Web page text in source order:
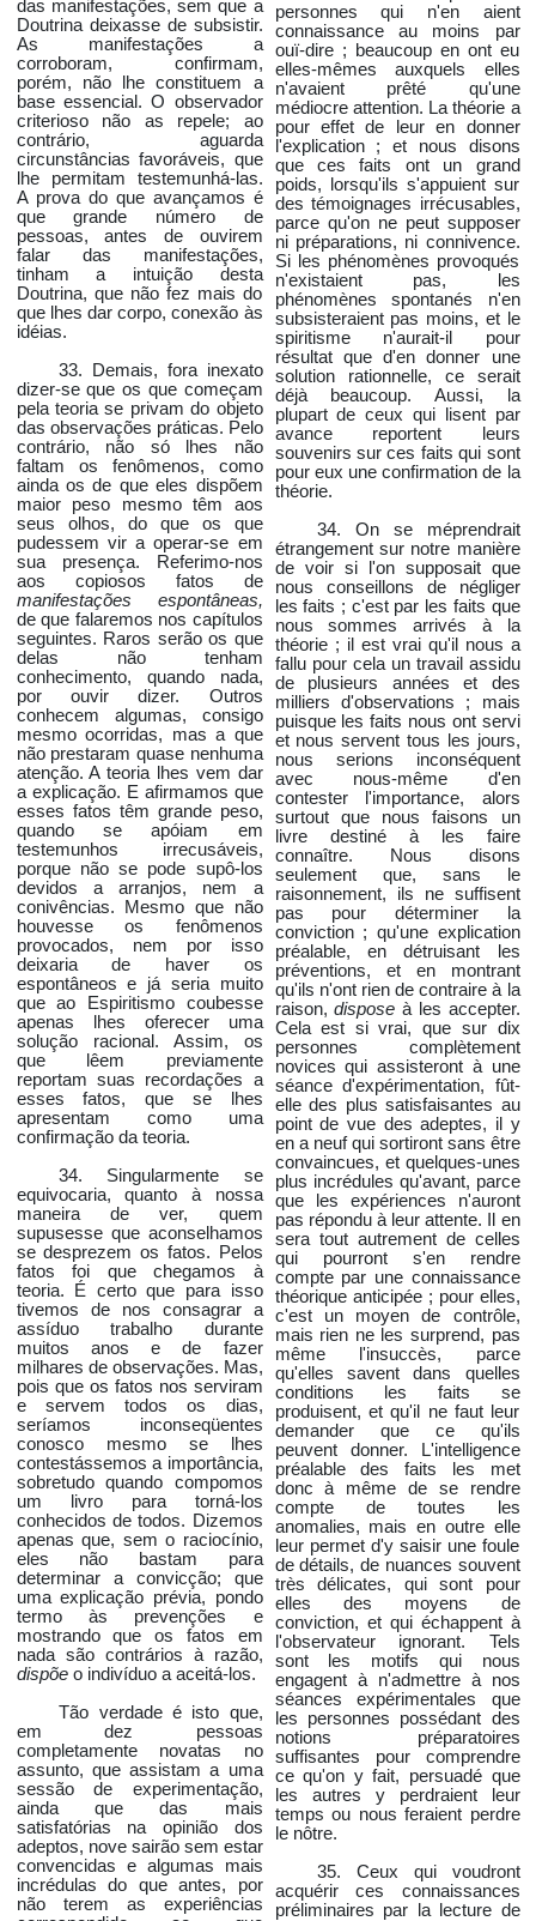
das manifestações, sem que a
Doutrina deixasse de subsistir.
As manifestações a
corroboram, confirmam,
porém, não lhe constituem a
base essencial. O observador
criterioso não as repele; ao
contrário, aguarda
circunstâncias favoráveis, que
lhe permitam testemunhá-las.
A prova do que avançamos é
que grande número de
pessoas, antes de ouvirem
falar das manifestações,
tinham a intuição desta
Doutrina, que não fez mais do
que lhes dar corpo, conexão às
idéias.
33. Demais, fora inexato
dizer-se que os que começam
pela teoria se privam do objeto
das observações práticas. Pelo
contrário, não só lhes não
faltam os fenômenos, como
ainda os de que eles dispõem
maior peso mesmo têm aos
seus olhos, do que os que
pudessem vir a operar-se em
sua presença. Referimo-nos
aos copiosos fatos de
manifestações espontâneas,
de que falaremos nos capítulos
seguintes. Raros serão os que
delas não tenham
conhecimento, quando nada,
por ouvir dizer. Outros
conhecem algumas, consigo
mesmo ocorridas, mas a que
não prestaram quase nenhuma
atenção. A teoria lhes vem dar
a explicação. E afirmamos que
esses fatos têm grande peso,
quando se apóiam em
testemunhos irrecusáveis,
porque não se pode supô-los
devidos a arranjos, nem a
conivências. Mesmo que não
houvesse os fenômenos
provocados, nem por isso
deixaria de haver os
espontâneos e já seria muito
que ao Espiritismo coubesse
apenas lhes oferecer uma
solução racional. Assim, os
que lêem previamente
reportam suas recordações a
esses fatos, que se lhes
apresentam como uma
confirmação da teoria.
34. Singularmente se
equivocaria, quanto à nossa
maneira de ver, quem
supusesse que aconselhamos
se desprezem os fatos. Pelos
fatos foi que chegamos à
teoria. É certo que para isso
tivemos de nos consagrar a
assíduo trabalho durante
muitos anos e de fazer
milhares de observações. Mas,
pois que os fatos nos serviram
e servem todos os dias,
seríamos inconseqüentes
conosco mesmo se lhes
contestássemos a importância,
sobretudo quando compomos
um livro para torná-los
conhecidos de todos. Dizemos
apenas que, sem o raciocínio,
eles não bastam para
determinar a convicção; que
uma explicação prévia, pondo
termo às prevenções e
mostrando que os fatos em
nada são contrários à razão,
dispõe o indivíduo a aceitá-los.
Tão verdade é isto que,
em dez pessoas
completamente novatas no
assunto, que assistam a uma
sessão de experimentação,
ainda que das mais
satisfatórias na opinião dos
adeptos, nove sairão sem estar
convencidas e algumas mais
incrédulas do que antes, por
não terem as experiências
personnes qui n'en aient
connaissance au moins par
ouï-dire ; beaucoup en ont eu
elles-mêmes auxquels elles
n'avaient prêté qu'une
médiocre attention. La théorie a
pour effet de leur en donner
l'explication ; et nous disons
que ces faits ont un grand
poids, lorsqu'ils s'appuient sur
des témoignages irrécusables,
parce qu'on ne peut supposer
ni préparations, ni connivence.
Si les phénomènes provoqués
n'existaient pas, les
phénomènes spontanés n'en
subsisteraient pas moins, et le
spiritisme n'aurait-il pour
résultat que d'en donner une
solution rationnelle, ce serait
déjà beaucoup. Aussi, la
plupart de ceux qui lisent par
avance reportent leurs
souvenirs sur ces faits qui sont
pour eux une confirmation de la
théorie.
34. On se méprendrait
étrangement sur notre manière
de voir si l'on supposait que
nous conseillons de négliger
les faits ; c'est par les faits que
nous sommes arrivés à la
théorie ; il est vrai qu'il nous a
fallu pour cela un travail assidu
de plusieurs années et des
milliers d'observations ; mais
puisque les faits nous ont servi
et nous servent tous les jours,
nous serions inconséquent
avec nous-même d'en
contester l'importance, alors
surtout que nous faisons un
livre destiné à les faire
connaître. Nous disons
seulement que, sans le
raisonnement, ils ne suffisent
pas pour déterminer la
conviction ; qu'une explication
préalable, en détruisant les
préventions, et en montrant
qu'ils n'ont rien de contraire à la
raison,dispose à les accepter.
Cela est si vrai, que sur dix
personnes complètement
novices qui assisteront à une
séance d'expérimentation, fût-
elle des plus satisfaisantes au
point de vue des adeptes, il y
en a neuf qui sortiront sans être
convaincues, et quelques-unes
plus incrédules qu'avant, parce
que les expériences n'auront
pas répondu à leur attente. Il en
sera tout autrement de celles
qui pourront s'en rendre
compte par une connaissance
théorique anticipée ; pour elles,
c'est un moyen de contrôle,
mais rien ne les surprend, pas
même l'insuccès, parce
qu'elles savent dans quelles
conditions les faits se
produisent, et qu'il ne faut leur
demander que ce qu'ils
peuvent donner. L'intelligence
préalable des faits les met
donc à même de se rendre
compte de toutes les
anomalies, mais en outre elle
leur permet d'y saisir une foule
de détails, de nuances souvent
très délicates, qui sont pour
elles des moyens de
conviction, et qui échappent à
l'observateur ignorant. Tels
sont les motifs qui nous
engagent à n'admettre à nos
séances expérimentales que
les personnes possédant des
notions préparatoires
suffisantes pour comprendre
ce qu'on y fait, persuadé que
les autres y perdraient leur
temps ou nous feraient perdre
le nôtre.
35. Ceux qui voudront
acquérir ces connaissances
préliminaires par la lecture de